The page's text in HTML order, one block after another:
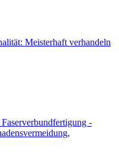
Meisterhaft verhandeln
-